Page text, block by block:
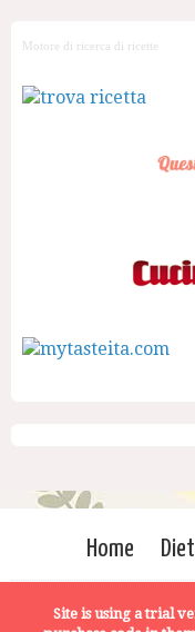
Motore di ricerca di ricette
Home
Site is using a trial